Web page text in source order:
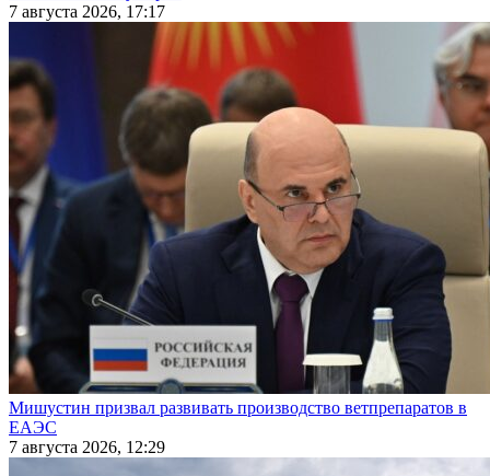
7 августа 2026, 17:17
Мишустин призвал развивать производство ветпрепаратов в
ЕАЭС
7 августа 2026, 12:29